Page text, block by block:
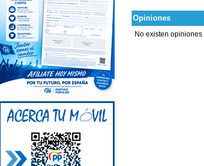
Opiniones
No existen